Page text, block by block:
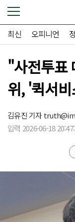
최신 오피니언
"사전투표
위, '퀵서
김유진 기자
입력 2026-06-18